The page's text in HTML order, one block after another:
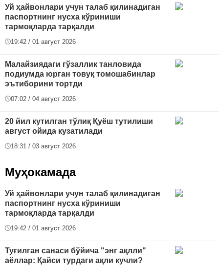
Уй ҳайвонлари учун талаб қилинадиган
паспортнинг нусха кўриниши
тармоқларда тарқалди
19:42 / 01 август 2026
Малайзиядаги гўзаллик танловида
подиумда юрган товуқ томошабинлар
эътиборини тортди
07:02 / 04 август 2026
20 йил кутилган тўлиқ Қуёш тутилиши
август ойида кузатилади
18:31 / 03 август 2026
Муҳокамада
Уй ҳайвонлари учун талаб қилинадиган
паспортнинг нусха кўриниши
тармоқларда тарқалди
19:42 / 01 август 2026
Туғилган санаси бўйича "энг ақлли"
аёллар: Қайси турдаги ақли кучли?